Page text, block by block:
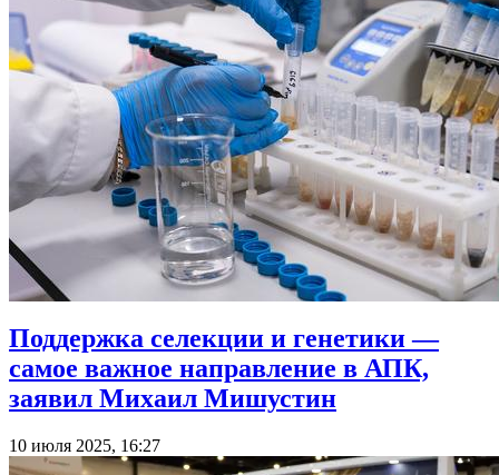
Поддержка селекции и генетики —
самое важное направление в АПК,
заявил Михаил Мишустин
10 июля 2025, 16:27